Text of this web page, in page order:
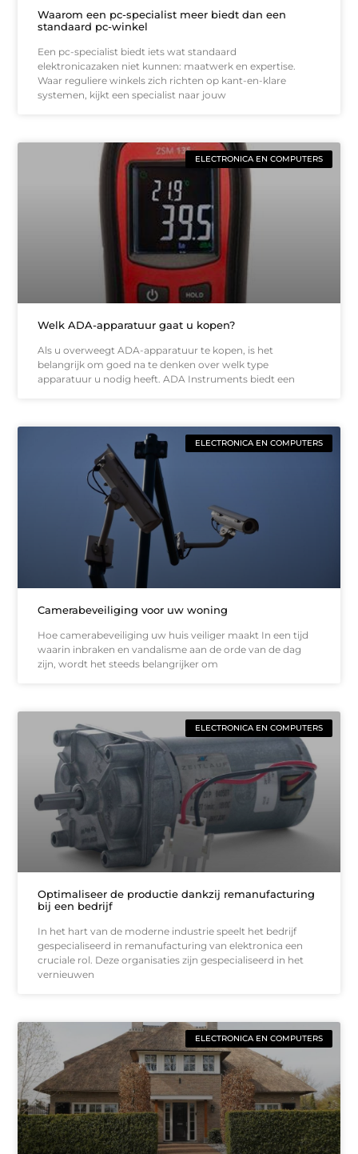
Waarom een pc-specialist meer biedt dan een
standaard pc-winkel
Een pc-specialist biedt iets wat standaard
elektronicazaken niet kunnen: maatwerk en expertise.
Waar reguliere winkels zich richten op kant-en-klare
systemen, kijkt een specialist naar jouw
ELECTRONICA EN COMPUTERS
Welk ADA-apparatuur gaat u kopen?
Als u overweegt ADA-apparatuur te kopen, is het
belangrijk om goed na te denken over welk type
apparatuur u nodig heeft. ADA Instruments biedt een
ELECTRONICA EN COMPUTERS
Camerabeveiliging voor uw woning
Hoe camerabeveiliging uw huis veiliger maakt In een tijd
waarin inbraken en vandalisme aan de orde van de dag
zijn, wordt het steeds belangrijker om
ELECTRONICA EN COMPUTERS
Optimaliseer de productie dankzij remanufacturing
bij een bedrijf
In het hart van de moderne industrie speelt het bedrijf
gespecialiseerd in remanufacturing van elektronica een
cruciale rol. Deze organisaties zijn gespecialiseerd in het
vernieuwen
ELECTRONICA EN COMPUTERS